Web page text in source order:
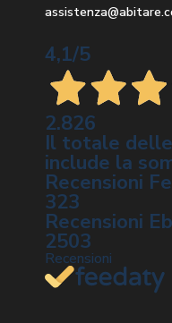
4,1/5
2.826
Il totale
include la
Recensioni
323
Recensioni
2503
Recensioni